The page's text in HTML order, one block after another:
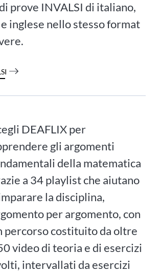
prove INVALSI di italiano,
inglese nello stesso format
DEAFLIX per
gli argomenti
della matematica
a 34 playlist che aiutano
la disciplina,
per argomento, con
percorso costituito da oltre
video di teoria e di esercizi
intervallati da esercizi